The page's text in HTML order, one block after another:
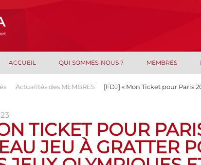
ACCUEIL QUI SOMMES-NOUS ? MEMBRES
Actualités des MEMBRES
[FDJ] « Mon Ticket pour Paris
TICKET POUR
JEU À GRATTER